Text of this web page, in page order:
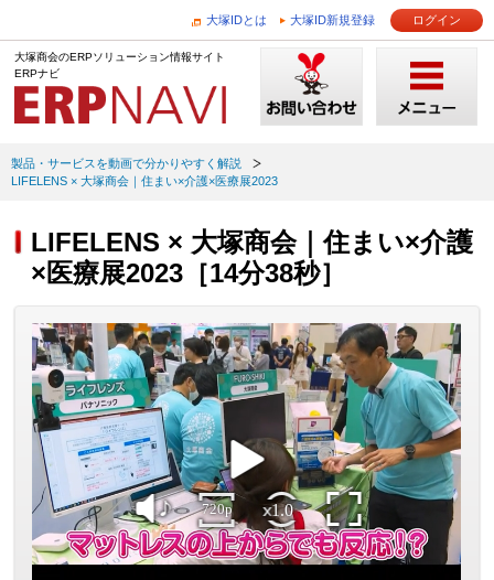
大塚IDとは 大塚ID新規登録 ログイン
大塚商会のERPソリューション情報サイト
ERPナビ
製品・サービスを動画で分かりやすく解説
LIFELENS × 大塚商会｜住まい×介護×医療展2023
LIFELENS × 大塚商会｜住まい×介護
×医療展2023［14分38秒］